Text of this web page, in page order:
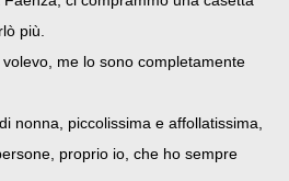
più.
me lo sono completamente
nonna, piccolissima e affollatissima,
proprio io, che ho sempre